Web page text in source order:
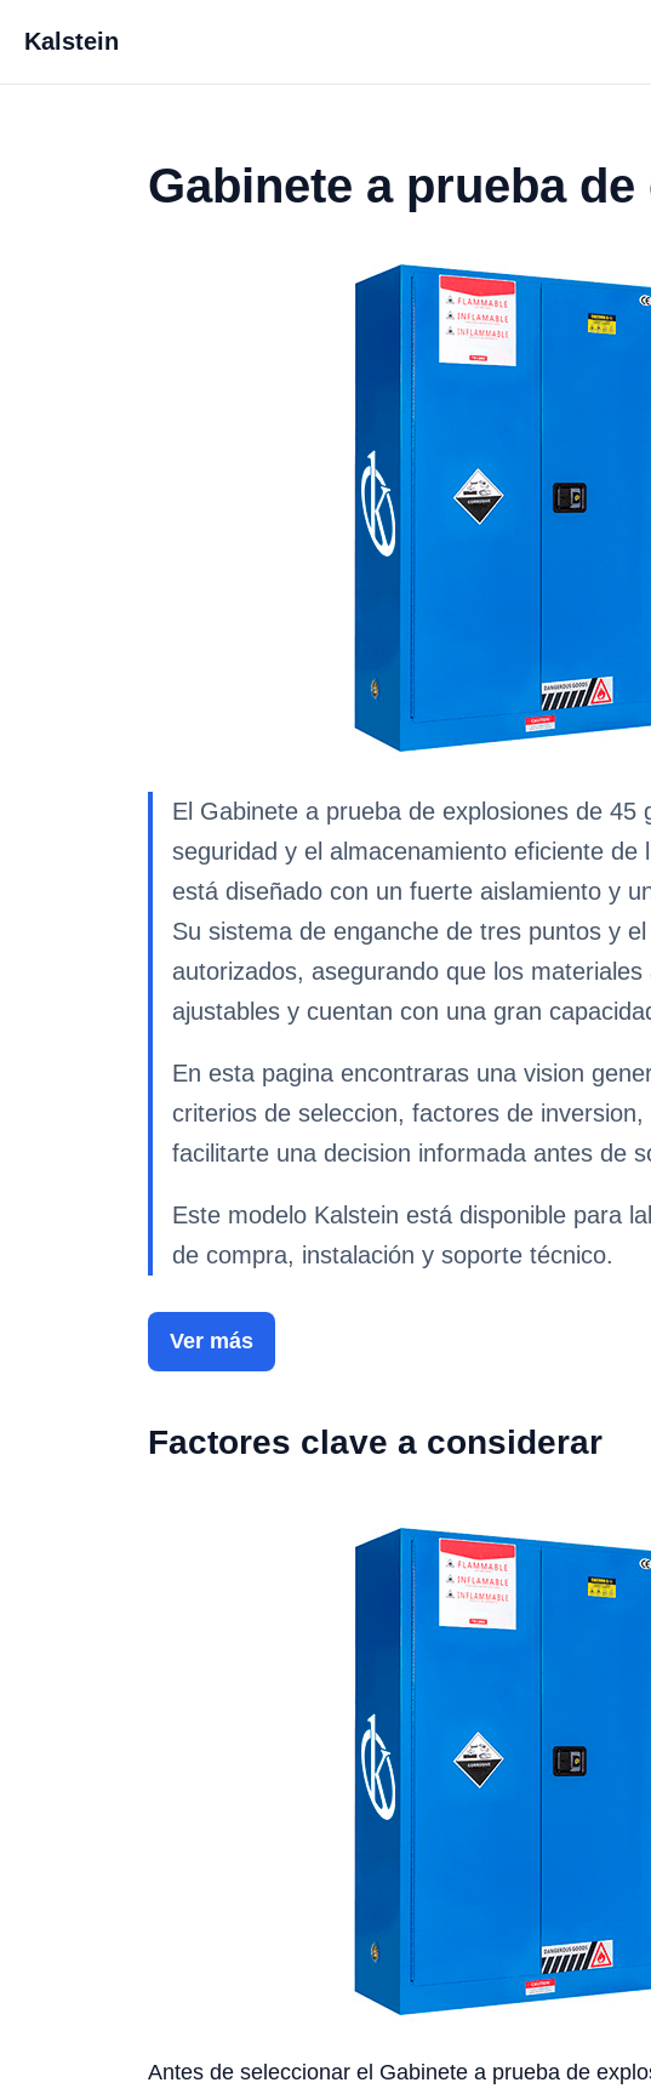
Kalstein
Gabinete a prueba
El Gabinete a prueba de explosiones de
seguridad y el almacenamiento eficiente
está diseñado con un fuerte aislamiento y
Su sistema de enganche de tres puntos y
autorizados, asegurando que los
ajustables y cuentan con una gran
En esta pagina encontraras una vision
criterios de seleccion, factores de
facilitarte una decision informada antes de
Este modelo Kalstein está disponible para
de compra, instalación y soporte técnico.
Ver más
Factores clave a considerar
Antes de seleccionar el Gabinete a prueba de